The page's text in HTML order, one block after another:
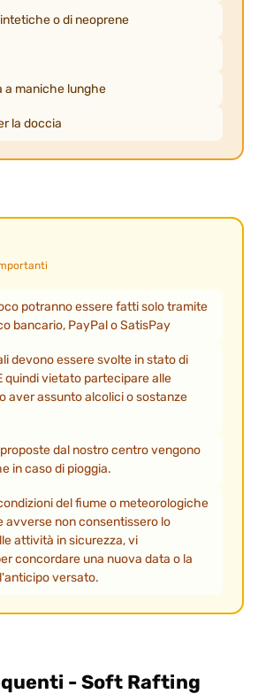
o di neoprene
a maniche lunghe
la doccia
potranno essere fatti solo tramite
bancario, PayPal o SatisPay
devono essere svolte in stato di
quindi vietato partecipare alle
aver assunto alcolici o sostanze
dal nostro centro vengono
in caso di pioggia.
del fiume o meteorologiche
avverse non consentissero lo
attività in sicurezza, vi
concordare una nuova data o la
versato.
- Soft Rafting